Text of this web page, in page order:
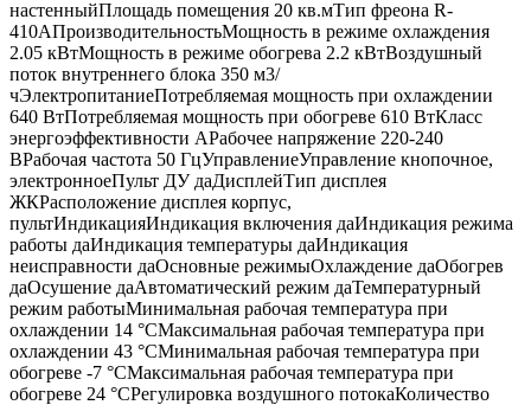
настенныйПлощадь помещения 20 кв.мТип фреона R-
410AПроизводительностьМощность в режиме охлаждения
2.05 кВтМощность в режиме обогрева 2.2 кВтВоздушный
поток внутреннего блока 350 м3/
чЭлектропитаниеПотребляемая мощность при охлаждении
640 ВтПотребляемая мощность при обогреве 610 ВтКласс
энергоэффективности AРабочее напряжение 220-240
BРабочая частота 50 ГцУправлениеУправление кнопочное,
электронноеПульт ДУ даДисплейТип дисплея
ЖКРасположение дисплея корпус,
пультИндикацияИндикация включения даИндикация режима
работы даИндикация температуры даИндикация
неисправности даОсновные режимыОхлаждение даОбогрев
даОсушение даАвтоматический режим даТемпературный
режим работыМинимальная рабочая температура при
охлаждении 14 °CМаксимальная рабочая температура при
охлаждении 43 °CМинимальная рабочая температура при
обогреве -7 °CМаксимальная рабочая температура при
обогреве 24 °CРегулировка воздушного потокаКоличество